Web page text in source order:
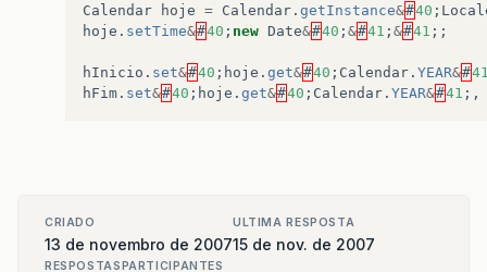
Calendar
hoje = Calendar . getInstance&#40 ;
hoje . setTime&#40 ; new Date&#40 ; &#41 ; &#41 ;;
hInicio . set&#40 ; hoje . get&#40 ; Calendar . YEAR&#
hFim . set&#40 ; hoje . get&#40 ; Calendar . YEAR&#41 ;,
CRIADO
13 de novembro de 2007
ULTIMA RESPOSTA
15 de nov. de 2007
RESPOSTAS PARTICIPANTES